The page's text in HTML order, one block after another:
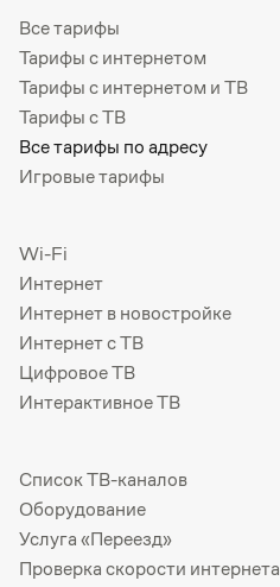
Все тарифы
Тарифы с интернетом
Тарифы с интернетом и ТВ
Тарифы с ТВ
Все тарифы по адресу
Игровые тарифы
Wi-Fi
Интернет
Интернет в новостройке
Интернет с ТВ
Цифровое ТВ
Интерактивное ТВ
Список ТВ-каналов
Оборудование
Услуга «Переезд»
Проверка скорости интернета